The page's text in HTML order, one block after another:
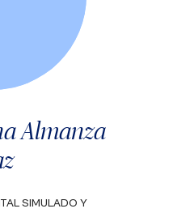
Almanza
SIMULADO Y